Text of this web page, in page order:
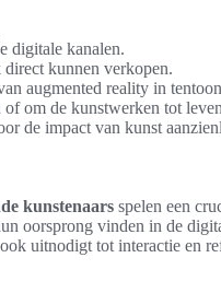
digitale kanalen.
kunnen verkopen.
augmented reality in
om de kunstwerken tot
de impact van kunst
kunstenaars spelen een
oorsprong vinden in de
uitnodigt tot interactie en